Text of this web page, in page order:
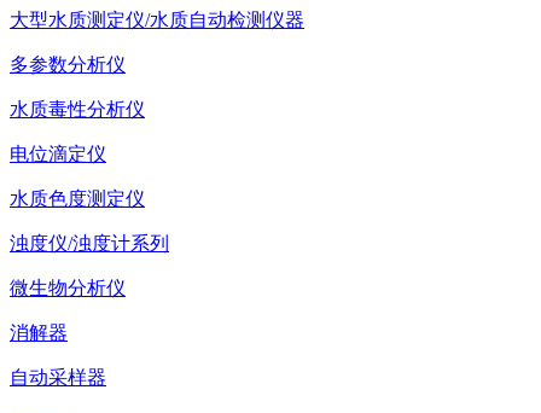
大型水质测定仪/水质自动检测仪器
多参数分析仪
水质毒性分析仪
电位滴定仪
水质色度测定仪
浊度仪/浊度计系列
微生物分析仪
消解器
自动采样器